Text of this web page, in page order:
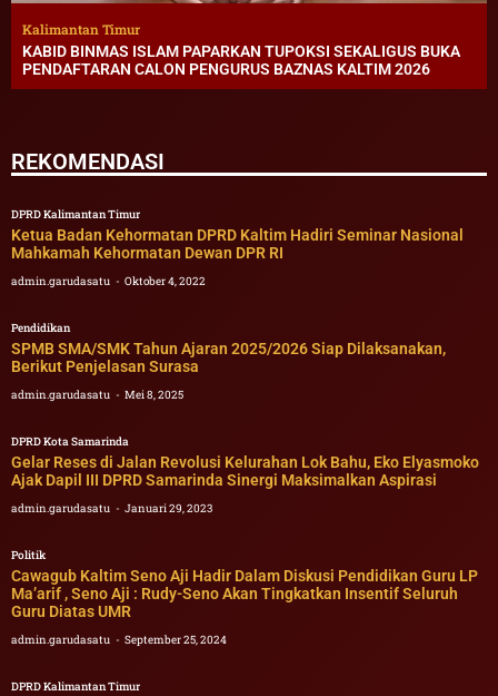
Kalimantan Timur
KABID BINMAS ISLAM PAPARKAN TUPOKSI SEKALIGUS BUKA
PENDAFTARAN CALON PENGURUS BAZNAS KALTIM 2026
REKOMENDASI
DPRD Kalimantan Timur
Ketua Badan Kehormatan DPRD Kaltim Hadiri Seminar Nasional
Mahkamah Kehormatan Dewan DPR RI
admin.garudasatu Oktober 4, 2022
Pendidikan
SPMB SMA/SMK Tahun Ajaran 2025/2026 Siap Dilaksanakan,
Berikut Penjelasan Surasa
admin.garudasatu Mei 8, 2025
DPRD Kota Samarinda
Gelar Reses di Jalan Revolusi Kelurahan Lok Bahu, Eko Elyasmoko
Ajak Dapil III DPRD Samarinda Sinergi Maksimalkan Aspirasi
admin.garudasatu Januari 29, 2023
Politik
Cawagub Kaltim Seno Aji Hadir Dalam Diskusi Pendidikan Guru LP
Ma’arif , Seno Aji : Rudy-Seno Akan Tingkatkan Insentif Seluruh
Guru Diatas UMR
admin.garudasatu September 25, 2024
DPRD Kalimantan Timur